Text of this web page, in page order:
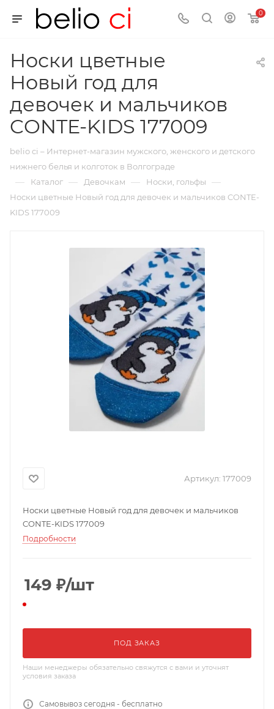
0
Носки цветные
Новый год для
девочек и мальчиков
CONTE-KIDS 177009
belio ci – Интернет-магазин мужского, женского и детского
нижнего белья и колготок в Волгограде
— Каталог — Девочкам — Носки, гольфы —
Носки цветные Новый год для девочек и мальчиков CONTE-
KIDS 177009
Артикул: 177009
Носки цветные Новый год для девочек и мальчиков
CONTE-KIDS 177009
Подробности
149 ₽/шт
ПОД ЗАКАЗ
Наши менеджеры обязательно свяжутся с вами и уточнят
условия заказа
Самовывоз сегодня - бесплатно